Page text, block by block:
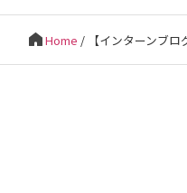
Home / 【インターンブ